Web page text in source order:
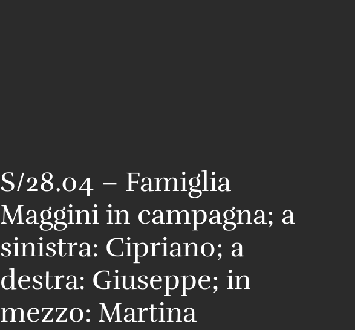
S/28.04 – Famiglia
Maggini in campagna; a
sinistra: Cipriano; a
destra: Giuseppe; in
mezzo: Martina